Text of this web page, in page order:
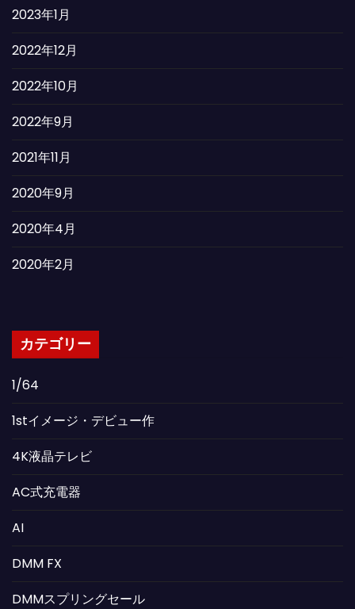
2023年1月
2022年12月
2022年10月
2022年9月
2021年11月
2020年9月
2020年4月
2020年2月
カテゴリー
1/64
1stイメージ・デビュー作
4K液晶テレビ
AC式充電器
AI
DMM FX
DMMスプリングセール